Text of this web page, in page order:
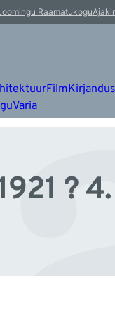
Raamatukogu
FilmKirjandus
Varia
?